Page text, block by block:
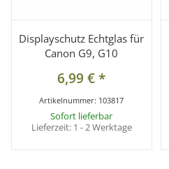
Displayschutz Echtglas für
Canon G9, G10
6,99 €*
Artikelnummer: 103817
Sofort lieferbar
Lieferzeit: 1 - 2 Werktage